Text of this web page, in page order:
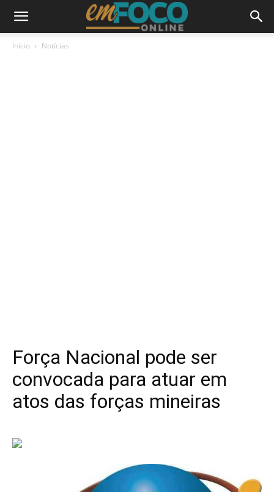
Início Notícias
Força Nacional pode ser
convocada para atuar em
atos das forças mineiras